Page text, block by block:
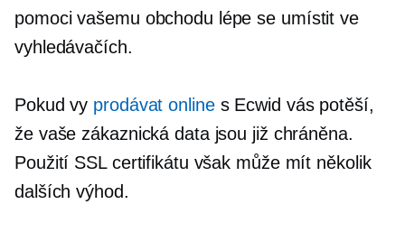
pomoci vašemu obchodu lépe se umístit ve
vyhledávačích.
Pokud vy prodávat onlines Ecwid vás potěší,
že vaše zákaznická data jsou již chráněna.
Použití SSL certifikátu však může mít několik
dalších výhod.